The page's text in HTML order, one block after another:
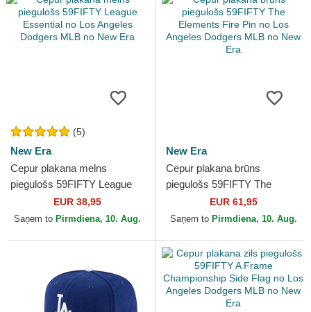
(5)
New Era
Cepur plakana melns
piegulošs 59FIFTY League
Essential no Los Angeles
Dodgers MLB no New Era
EUR 38,95
Saņem to Pirmdiena, 10. Aug.
New Era
Cepur plakana brūns
piegulošs 59FIFTY The
Elements Fire Pin no Los
Angeles Dodgers MLB no
EUR 61,95
Saņem to Pirmdiena, 10. Aug.